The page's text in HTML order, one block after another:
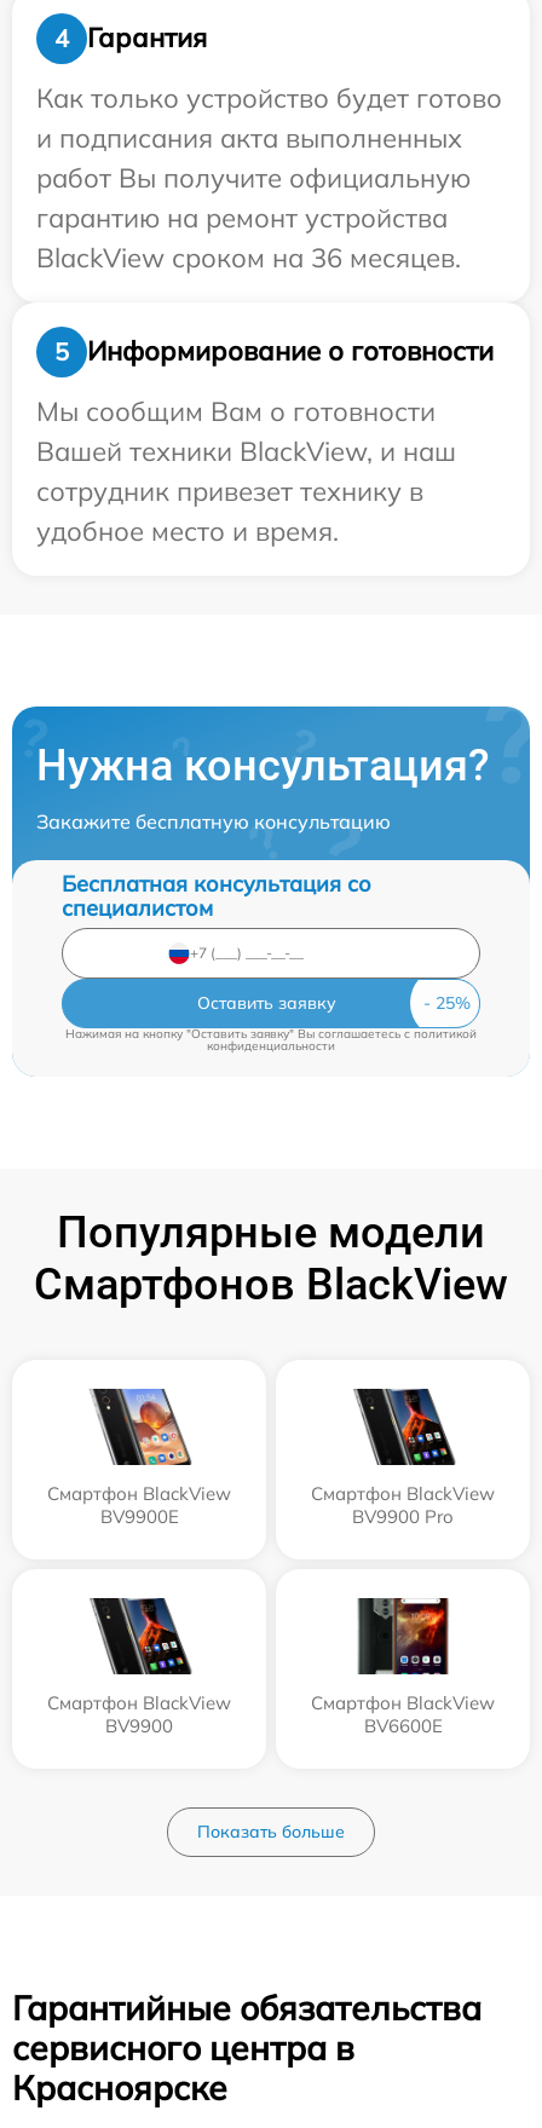
4
Гарантия
Как только устройство будет готово
и подписания акта выполненных
работ Вы получите официальную
гарантию на ремонт устройства
BlackView сроком на 36 месяцев.
5
Информирование о готовности
Мы сообщим Вам о готовности
Вашей техники BlackView, и наш
сотрудник привезет технику в
удобное место и время.
Нужна консультация?
Закажите бесплатную консультацию
Бесплатная консультация со
специалистом
Оставить заявку
Нажимая на кнопку "Оставить заявку" Вы соглашаетесь cполитикой
конфиденциальности
Популярные модели
Смартфонов BlackView
Смартфон BlackView
BV9900E
Смартфон BlackView
BV9900 Pro
Смартфон BlackView
BV9900
Смартфон BlackView
BV6600E
Показать больше
Гарантийные обязательства
сервисного центра в
Красноярске